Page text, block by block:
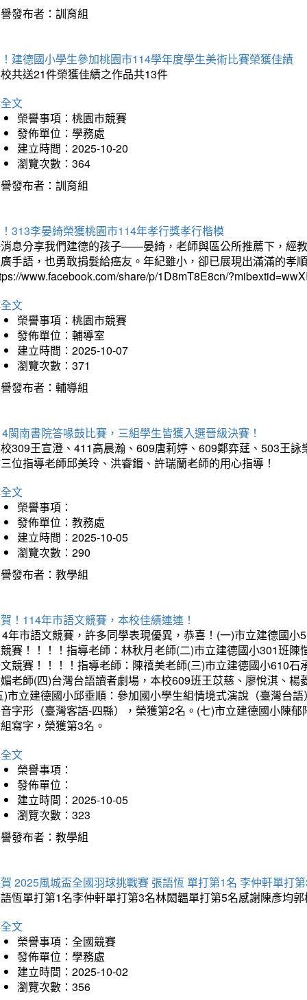
發布者：訓育組
建德國小學生參加桃園市114學年度學生美術比賽榮獲佳績
共送21件榮獲佳績之作品共13件
文
榮譽事項：桃園市競賽
發佈單位：學務處
建立時間：2025-10-20
瀏覽次數：364
發布者：訓育組
313李晏綺榮獲桃園市114年孝行獎孝行楷模
息分享我們建德的孩子——晏綺，老師與區公所推薦下，經
手語，也勇敢捐髮給癌友。年紀雖小，卻已展現出滿滿的孝
www.facebook.com/share/p/1D8mT8E8cn/
文
榮譽事項：桃園市競賽
發佈單位：輔導室
建立時間：2025-10-07
瀏覽次數：371
發布者：輔導組
閩南書院答喙鼓比賽，三組學生皆獲入選晉級決賽！
309王宣澄、411高晨瀚、609唐莉婷、609鄭弈莛、503王
位指導老師邱美玲、洪睿鍲、許瑞蘭老師的用心指導！
文
榮譽事項：
發佈單位：教務處
建立時間：2025-10-05
瀏覽次數：290
發布者：教學組
！114年市語文競賽，本校佳績連連！
年市語文競賽，許多同學表現優異，恭喜！(一)市立建德國
賽！！！！指導老師：林秋月老師(二)市立建德國小301班
競賽！！！！指導老師：陳禧美老師(三)市立建德國小610
老師(四)台灣台語讀者劇場，本校609班王苡慈、廖悅淇、
)市立建德國小邱垂順：參加國小學生組情境式演說（臺灣台
字形（臺灣客語-四縣），榮獲第2名。(七)市立建德國小陳
寫字，榮獲第3名。
文
榮譽事項：
發佈單位：
建立時間：2025-10-05
瀏覽次數：323
發布者：教學組
2025風城盃全國羽球挑戰賽 張語恆 單打第1名 李仲軒單打
恆單打第1名李仲軒單打第3名林閎韞單打第5名感謝陳彥均
文
榮譽事項：全國競賽
發佈單位：學務處
建立時間：2025-10-02
瀏覽次數：356